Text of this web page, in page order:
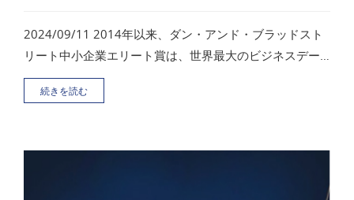
2024/09/11 2014年以来、ダン・アンド・ブラッドスト
リート中小企業エリート賞は、世界最大のビジネスデー
タベース、独自の選定指標、専門的な分析の利点を活用
し、100万以上の中小企業から最高の
続きを読む